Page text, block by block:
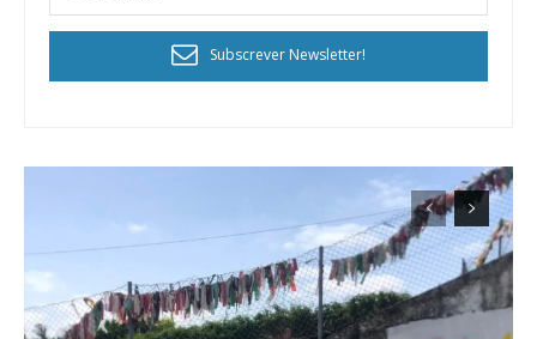
Subscrever Newsletter!